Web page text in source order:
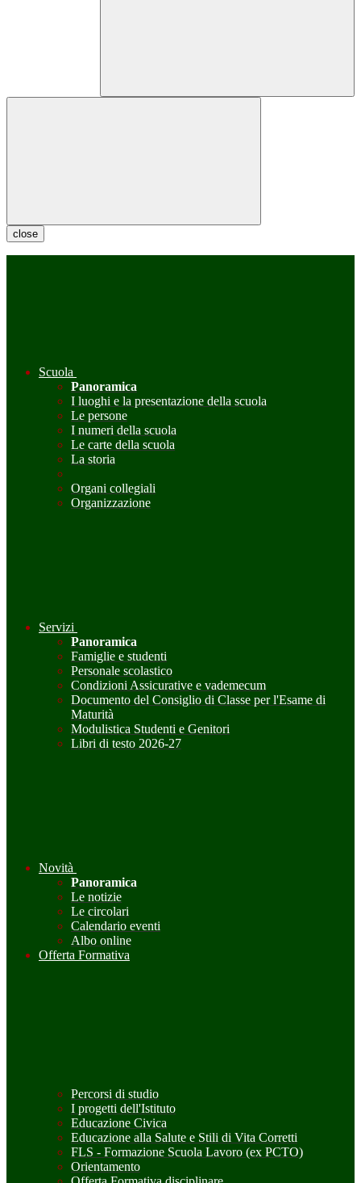
close
Scuola
Panoramica
I luoghi e la presentazione della scuola
Le persone
I numeri della scuola
Le carte della scuola
La storia
Organi collegiali
Organizzazione
Servizi
Panoramica
Famiglie e studenti
Personale scolastico
Condizioni Assicurative e vademecum
Documento del Consiglio di Classe per l'Esame di
Maturità
Modulistica Studenti e Genitori
Libri di testo 2026-27
Novità
Panoramica
Le notizie
Le circolari
Calendario eventi
Albo online
Offerta Formativa
Percorsi di studio
I progetti dell'Istituto
Educazione Civica
Educazione alla Salute e Stili di Vita Corretti
FLS - Formazione Scuola Lavoro (ex PCTO)
Orientamento